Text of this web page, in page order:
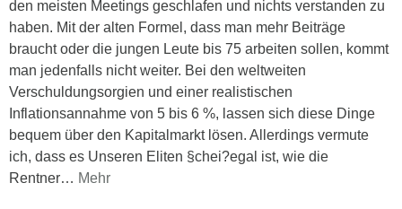
den meisten Meetings geschlafen und nichts verstanden zu
haben. Mit der alten Formel, dass man mehr Beiträge
braucht oder die jungen Leute bis 75 arbeiten sollen, kommt
man jedenfalls nicht weiter. Bei den weltweiten
Verschuldungsorgien und einer realistischen
Inflationsannahme von 5 bis 6 %, lassen sich diese Dinge
bequem über den Kapitalmarkt lösen. Allerdings vermute
ich, dass es Unseren Eliten §chei?egal ist, wie die
Rentner… Mehr